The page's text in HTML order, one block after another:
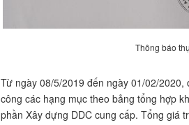
Thông báo
Từ ngày 08/5/2019 đến ngày 01/02/
công các hạng mục theo bảng tổng hợp
phần Xây dựng DDC cung cấp. Tổng giá